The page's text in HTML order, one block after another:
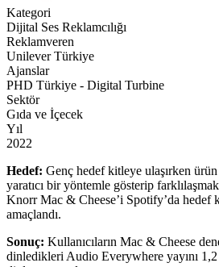
Kategori
Dijital Ses Reklamcılığı
Reklamveren
Unilever Türkiye
Ajanslar
PHD Türkiye - Digital Turbine
Sektör
Gıda ve İçecek
Yıl
2022
Hedef: Genç hedef kitleye ulaşırken
yaratıcı bir yöntemle gösterip
Knorr Mac & Cheese’i Spotify’da hedef
amaçlandı.
Sonuç: Kullanıcıların Mac & Cheese
dinledikleri Audio Everywhere yayını